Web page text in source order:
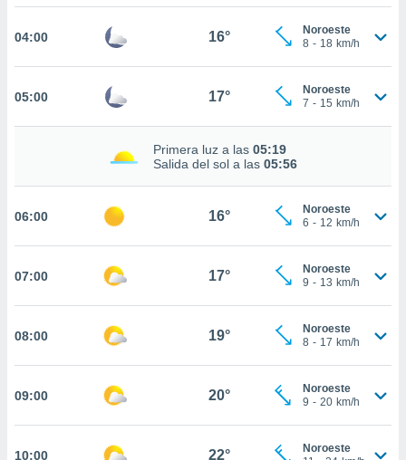
permite
coste.
a la
todas
ya sean
nos
en
perfil
y
04:00 16°
Noroeste
8 - 18 km/h
05:00 17°
Noroeste
7 - 15 km/h
Primera luz a las 05:19
Salida del sol a las 05:56
06:00 16°
Noroeste
6 - 12 km/h
07:00 17°
Noroeste
9 - 13 km/h
08:00 19°
Noroeste
8 - 17 km/h
09:00 20°
Noroeste
9 - 20 km/h
10:00 22°
Noroeste